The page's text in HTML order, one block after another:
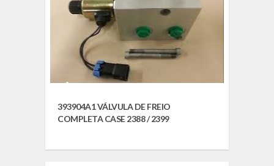
393904A1 VÁLVULA DE FREIO
COMPLETA CASE 2388 / 2399